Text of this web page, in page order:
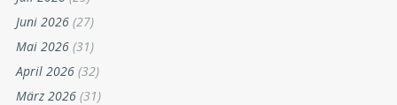
Juni 2026 (27)
Mai 2026 (31)
April 2026 (32)
März 2026 (31)